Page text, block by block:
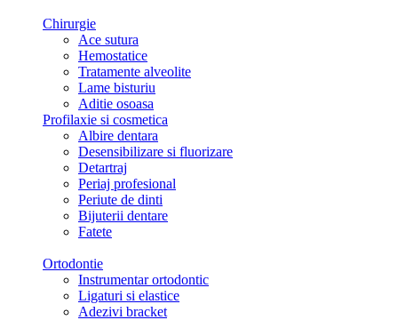
Chirurgie
Ace sutura
Hemostatice
Tratamente alveolite
Lame bisturiu
Aditie osoasa
Profilaxie si cosmetica
Albire dentara
Desensibilizare si fluorizare
Detartraj
Periaj profesional
Periute de dinti
Bijuterii dentare
Fatete
Ortodontie
Instrumentar ortodontic
Ligaturi si elastice
Adezivi bracket